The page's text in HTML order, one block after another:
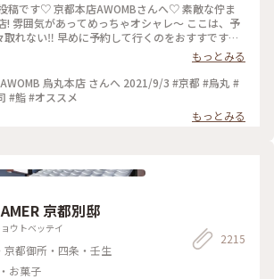
稿です♡ 京都本店AWOMBさんへ♡ 素敵な佇ま
! 雰囲気があってめっちゃオシャレ〜 ここは、予
取れない‼︎ 早めに予約して行くのをおすすです♡
うですね… #京都 #AWOMB #烏丸本店 #手織り寿
もっとみる
烏丸本店 さんへ 2021/9/3 #京都 #烏丸 #
#鮨 #オススメ
もっとみる
京都別邸
ウトベッテイ
京都御所・四条・壬生
お菓子
2215